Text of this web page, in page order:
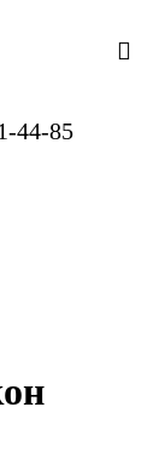
44-85